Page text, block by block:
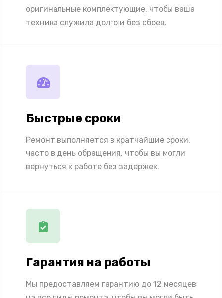
оригинальные комплектующие, чтобы ваша
техника служила долго и без сбоев.
Быстрые сроки
Ремонт выполняется в кратчайшие сроки,
часто в день обращения, чтобы вы могли
вернуться к работе без задержек.
Гарантия на работы
Мы предоставляем гарантию до 12 месяцев